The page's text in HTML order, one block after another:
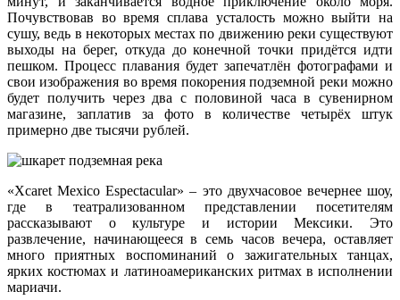
Почувствовав во время сплава усталость можно выйти на
сушу, ведь в некоторых местах по движению реки существуют
выходы на берег, откуда до конечной точки придётся идти
пешком. Процесс плавания будет запечатлён фотографами и
свои изображения во время покорения подземной реки можно
будет получить через два с половиной часа в сувенирном
магазине, заплатив за фото в количестве четырёх штук
примерно две тысячи рублей.
«Xcaret Mexico Espectacular» – это двухчасовое вечернее шоу,
где в театрализованном представлении посетителям
рассказывают о культуре и истории Мексики. Это
развлечение, начинающееся в семь часов вечера, оставляет
много приятных воспоминаний о зажигательных танцах,
ярких костюмах и латиноамериканских ритмах в исполнении
мариачи.